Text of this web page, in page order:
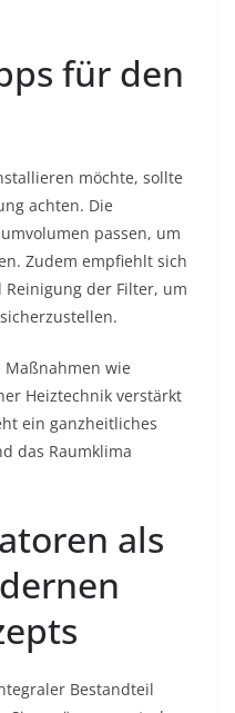
für den
möchte, sollte
achten. Die
passen, um
Zudem empfiehlt sich
der Filter, um
wie
Heiztechnik verstärkt
ein ganzheitliches
das Raumklima
als
Bestandteil